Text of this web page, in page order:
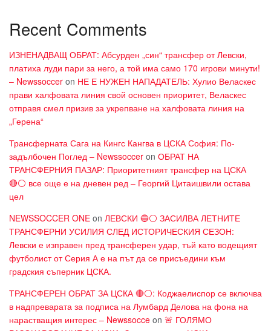
Recent Comments
ИЗНЕНАДВАЩ ОБРАТ: Абсурден „син“ трансфер от Левски,
платиха луди пари за него, а той има само 170 игрови минути!
– Newssoccer on НЕ Е НУЖЕН НАПАДАТЕЛЬ: Хулио Веласкес
прави халфовата линия свой основен приоритет, Веласкес
отправя смел призив за укрепване на халфовата линия на
„Герена“
Трансферната Сага на Кингс Кангва в ЦСКА София: По-
задълбочен Поглед – Newssoccer on ОБРАТ НА
ТРАНСФЕРНИЯ ПАЗАР: Приоритетният трансфер на ЦСКА
🔴⚪ все още е на дневен ред – Георгий Цитаишвили остава
цел
NEWSSOCCER ONE on ЛЕВСКИ 🔵⚪ ЗАСИЛВА ЛЕТНИТЕ
ТРАНСФЕРНИ УСИЛИЯ СЛЕД ИСТОРИЧЕСКИЯ СЕЗОН:
Левски е изправен пред трансферен удар, тъй като водещият
футболист от Серия А е на път да се присъедини към
градския съперник ЦСКА.
ТРАНСФЕРЕН ОБРАТ ЗА ЦСКА 🔴⚪: Коджаелиспор се включва
в надпреварата за подписа на Лумбард Делова на фона на
нарастващия интерес – Newssocce on 🚨 ГОЛЯМО